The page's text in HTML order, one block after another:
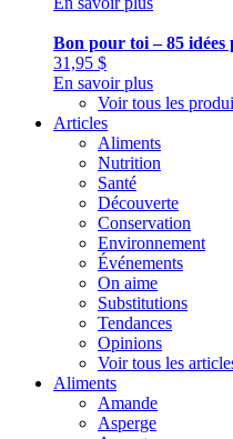
Bon pour toi – 85 idées
31,95 $
En savoir plus
Voir tous les
Articles
Aliments
Nutrition
Santé
Découverte
Conservation
Environnement
Événements
On aime
Substitutions
Tendances
Opinions
Voir tous les
Aliments
Amande
Asperge